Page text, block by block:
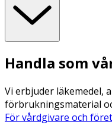
Handla som
Vi erbjuder läkemedel,
förbrukningsmaterial
För vårdgivare och